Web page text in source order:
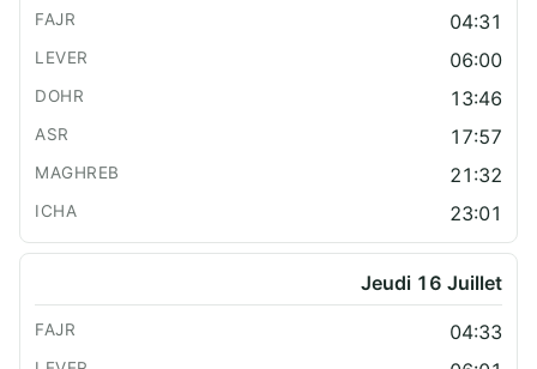
04:31
06:00
13:46
17:57
21:32
23:01
Jeudi 16 Juillet
04:33